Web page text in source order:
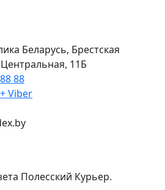
Беларусь, Брестская
11Б
88
Viber
Полесский Курьер.